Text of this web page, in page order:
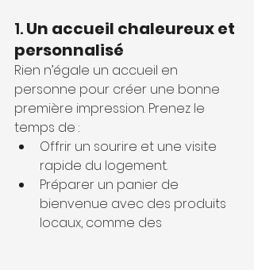
1. Un accueil chaleureux et
personnalisé
Rien n’égale un accueil en
personne pour créer une bonne
première impression. Prenez le
temps de :
Offrir un sourire et une visite
rapide du logement.
Préparer un panier de
bienvenue avec des produits
locaux, comme des